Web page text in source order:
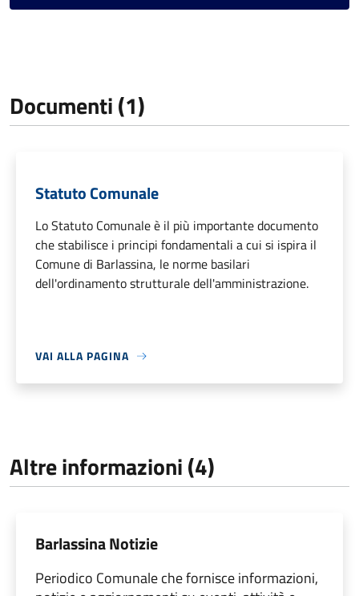
Documenti (1)
Statuto Comunale
Lo Statuto Comunale è il più importante documento
che stabilisce i principi fondamentali a cui si ispira il
Comune di Barlassina, le norme basilari
dell'ordinamento strutturale dell'amministrazione.
VAI ALLA PAGINA
Altre informazioni (4)
Barlassina Notizie
Periodico Comunale che fornisce informazioni,